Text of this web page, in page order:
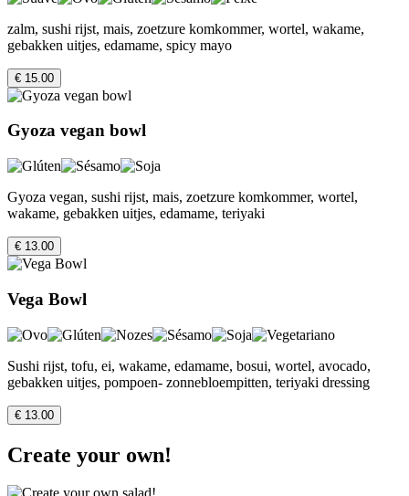
zalm, sushi rijst, mais, zoetzure komkommer, wortel, wakame,
gebakken uitjes, edamame, spicy mayo
€ 15.00
Gyoza vegan bowl
Gyoza vegan, sushi rijst, mais, zoetzure komkommer, wortel,
wakame, gebakken uitjes, edamame, teriyaki
€ 13.00
Vega Bowl
Sushi rijst, tofu, ei, wakame, edamame, bosui, wortel, avocado,
gebakken uitjes, pompoen- zonnebloempitten, teriyaki dressing
€ 13.00
Create your own!